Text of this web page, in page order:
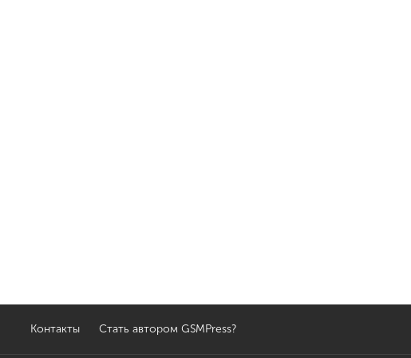
Контакты Стать автором GSMPress?